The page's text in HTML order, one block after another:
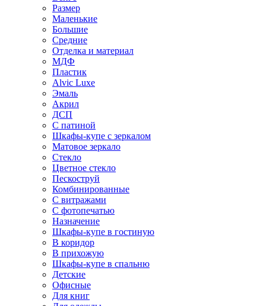
Размер
Маленькие
Большие
Средние
Отделка и материал
МДФ
Пластик
Alvic Luxe
Эмаль
Акрил
ДСП
С патиной
Шкафы-купе с зеркалом
Матовое зеркало
Стекло
Цветное стекло
Пескоструй
Комбинированные
С витражами
С фотопечатью
Назначение
Шкафы-купе в гостиную
В коридор
В прихожую
Шкафы-купе в спальню
Детские
Офисные
Для книг